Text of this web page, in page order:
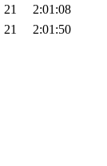
21
2:01:08
21
2:01:50